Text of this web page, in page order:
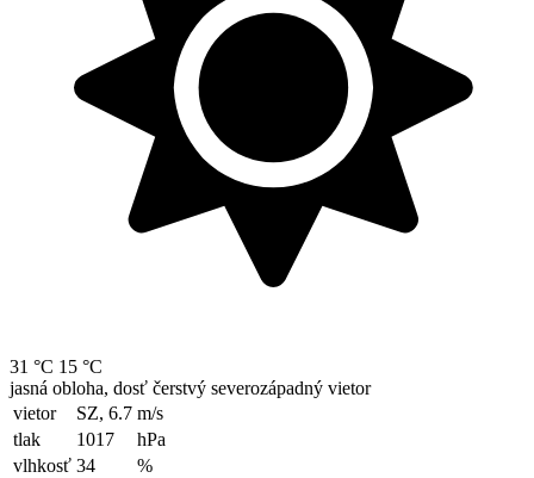
31 °C 15 °C
jasná obloha, dosť čerstvý severozápadný vietor
vietor
SZ, 6.7 m/s
tlak
1017
hPa
vlhkosť 34
%